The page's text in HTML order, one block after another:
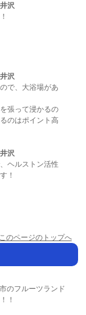
沢
沢
で、大浴場があ
張って浸かるの
のはポイント高
沢
ヘルストン活性
！
このページのトップへ
のフルーツランド
！